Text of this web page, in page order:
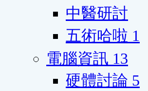
中醫研討
五術哈啦 1
電腦資訊 13
硬體討論 5